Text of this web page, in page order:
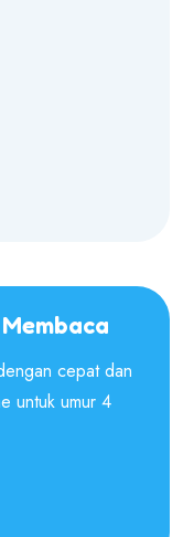
cepat dan
untuk umur 4